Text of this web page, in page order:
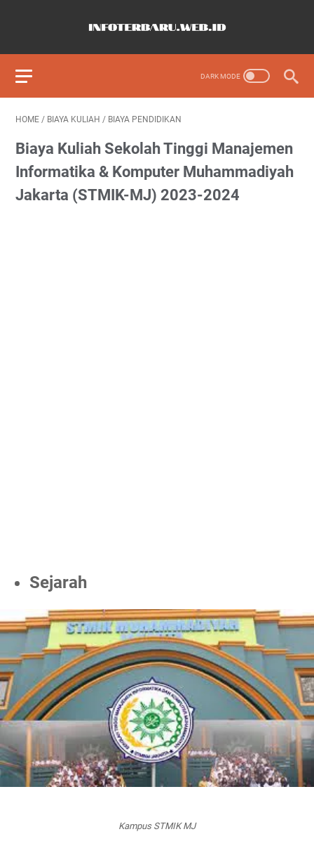
HOME / BIAYA KULIAH / BIAYA PENDIDIKAN
Biaya Kuliah Sekolah Tinggi Manajemen
Informatika & Komputer Muhammadiyah
Jakarta (STMIK-MJ) 2023-2024
Sejarah
Kampus STMIK MJ